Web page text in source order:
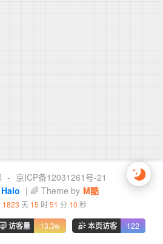
- 京ICP备12031261号-21
Halo | 🌈 Theme by M酷
1823 天 15 时51 分 10 秒
访客量 13.3w 本页访客 122